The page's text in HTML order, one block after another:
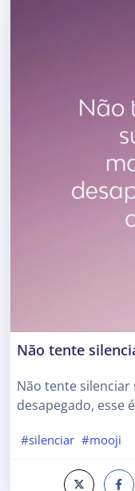
Não tente
Não tente
desapegado, esse
#silenciar #mooji